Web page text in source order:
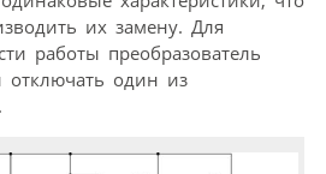
их замену. Для
работы преобразователь
отключать один из